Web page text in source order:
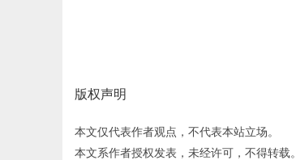
版权声明
本文仅代表作者观点，不代表本站立场。
本文系作者授权发表，未经许可，不得转载。